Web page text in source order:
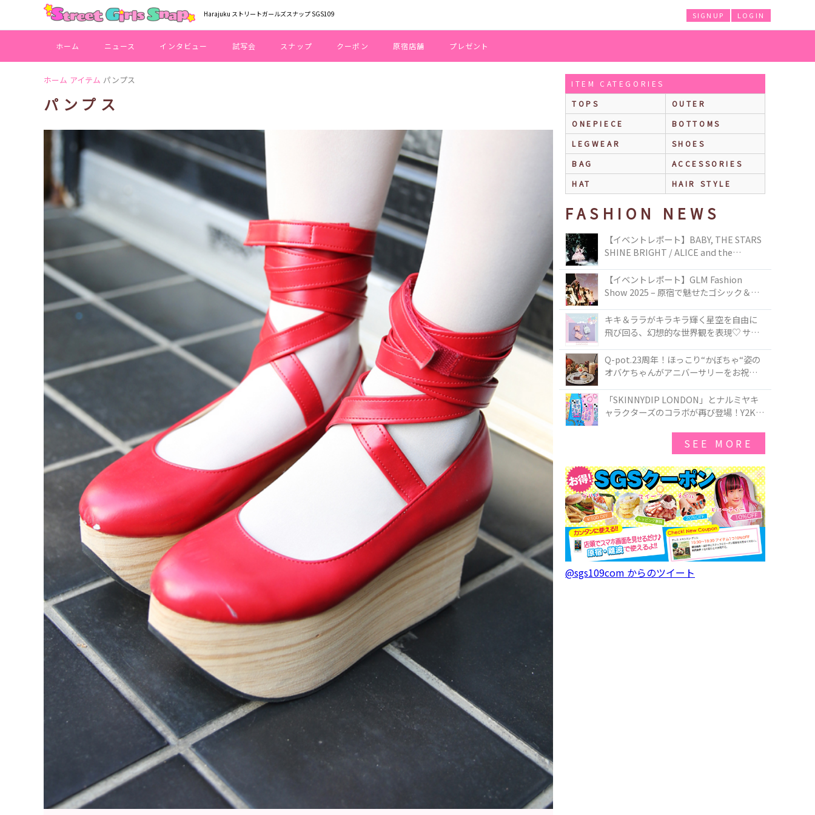
Harajuku ストリートガールズスナップ SGS109 LOGIN
SIGNUP
ホーム ニュース インタビュー 試写会 スナップ クーポン 原宿店舗 プレゼント
ホーム アイテム パンプス
パンプス
ITEM CATEGORIES
TOPS
OUTER
ONEPIECE
BOTTOMS
LEGWEAR
SHOES
BAG
ACCESSORIES
HAT
HAIR STYLE
FASHION NEWS
【イベントレポート】BABY, THE STARS
SHINE BRIGHT / ALICE and the
TOKYO
【イベントレポート】GLM Fashion
Show 2025 – 原宿で魅せたゴシック＆ロ
キキ＆ララがキラキラ輝く星空を自由に
飛び回る、幻想的な世界観を表現♡ サマ
50周年アニバーサリーイヤー』を記念し
たコレクションが登場
Q-pot.23周年！ほっこり“かぼちゃ“姿の
オバケちゃんがアニバーサリーをお祝い
ー」が新発売！Q-pot CAFE.では「かぼち
ゃのオバケーキプレート」も登場
「SKINNYDIP LONDON」とナルミヤキ
ャラクターズのコラボが再び登場！Y2Kム
SEE MORE
@sgs109com からのツイート